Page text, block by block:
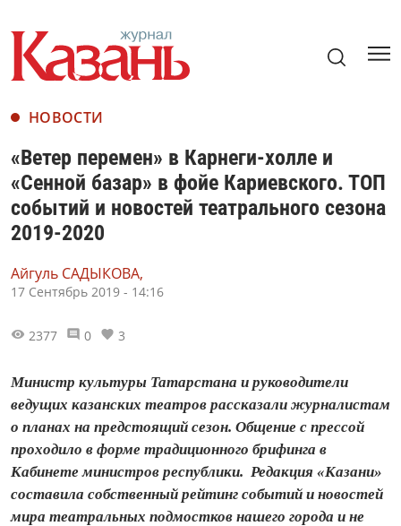
НОВОСТИ
«Ветер перемен» в Карнеги-холле и
«Сенной базар» в фойе Кариевского. ТОП
событий и новостей театрального сезона
2019-2020
Айгуль САДЫКОВА,
17 Сентябрь 2019 - 14:16
2377 0 3
Министр культуры Татарстана и руководители
ведущих казанских театров рассказали журналистам
о планах на предстоящий сезон. Общение с прессой
проходило в форме традиционного брифинга в
Кабинете министров республики. Редакция «Казани»
составила собственный рейтинг событий и новостей
мира театральных подмостков нашего города и не